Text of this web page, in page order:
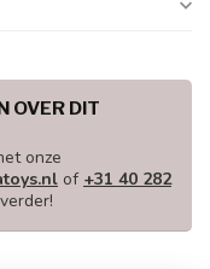
OVER DIT
onze
of +31 40 282